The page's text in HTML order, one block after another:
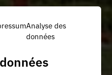
Analyse des
données